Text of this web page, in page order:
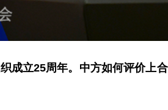
成立25周年。中方如何评价上